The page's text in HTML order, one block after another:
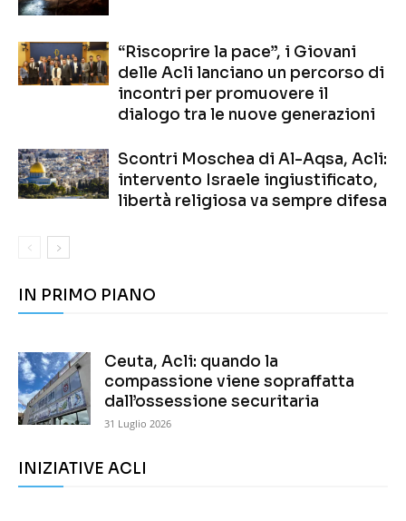
“Riscoprire la pace”, i Giovani
delle Acli lanciano un percorso di
incontri per promuovere il
dialogo tra le nuove generazioni
Scontri Moschea di Al-Aqsa, Acli:
intervento Israele ingiustificato,
libertà religiosa va sempre difesa
IN PRIMO PIANO
Ceuta, Acli: quando la
compassione viene sopraffatta
dall’ossessione securitaria
31 Luglio 2026
INIZIATIVE ACLI